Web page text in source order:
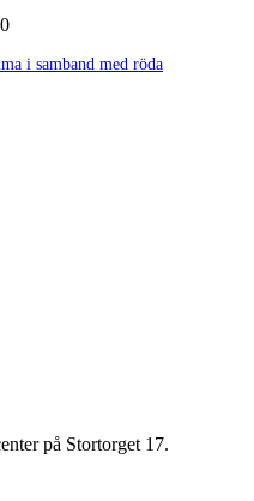
i samband med röda
på Stortorget 17.